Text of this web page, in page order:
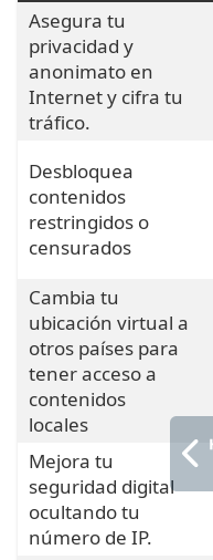
Asegura tu
privacidad y
anonimato en
Internet y cifra tu
tráfico.
Desbloquea
contenidos
restringidos o
censurados
Cambia tu
ubicación virtual a
otros países para
tener acceso a
contenidos
locales
Mejora tu
seguridad digital
ocultando tu
número de IP.